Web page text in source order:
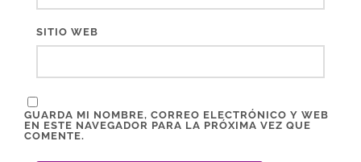
SITIO WEB
GUARDA MI NOMBRE, CORREO ELECTRÓNICO Y WEB
EN ESTE NAVEGADOR PARA LA PRÓXIMA VEZ QUE
COMENTE.